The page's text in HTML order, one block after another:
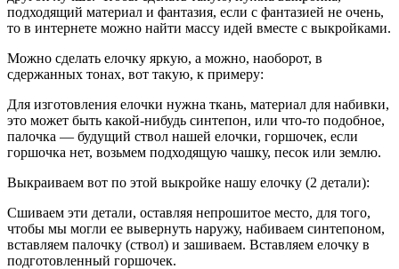
подходящий материал и фантазия, если с фантазией не очень,
то в интернете можно найти массу идей вместе с выкройками.
Можно сделать елочку яркую, а можно, наоборот, в
сдержанных тонах, вот такую, к примеру:
Для изготовления елочки нужна ткань, материал для набивки,
это может быть какой-нибудь синтепон, или что-то подобное,
палочка — будущий ствол нашей елочки, горшочек, если
горшочка нет, возьмем подходящую чашку, песок или землю.
Выкраиваем вот по этой выкройке нашу елочку (2 детали):
Сшиваем эти детали, оставляя непрошитое место, для того,
чтобы мы могли ее вывернуть наружу, набиваем синтепоном,
вставляем палочку (ствол) и зашиваем. Вставляем елочку в
подготовленный горшочек.